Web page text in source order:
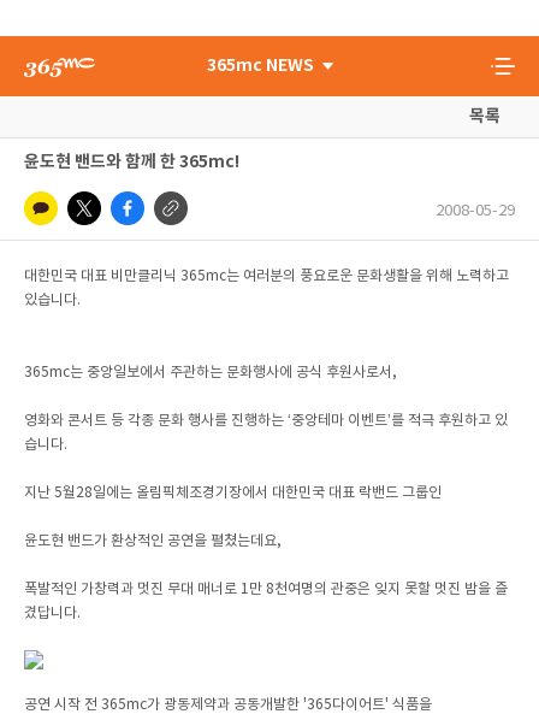
365mc NEWS
목록
윤도현 밴드와 함께 한 365mc!
2008-05-29
대한민국 대표 비만클리닉 365mc는 여러분의 풍요로운 문화생활을 위해 노력하고
있습니다.
365mc는 중앙일보에서 주관하는 문화행사에 공식 후원사로서,
영화와 콘서트 등 각종 문화 행사를 진행하는 ‘중앙테마 이벤트’를 적극 후원하고 있
습니다.
지난 5월28일에는 올림픽체조경기장에서 대한민국 대표 락밴드 그룹인
윤도현 밴드가 환상적인 공연을 펼쳤는데요,
폭발적인 가창력과 멋진 무대 매너로 1만 8천여명의 관중은 잊지 못할 멋진 밤을 즐
겼답니다.
공연 시작 전 365mc가 광동제약과 공동개발한 '365다이어트' 식품을